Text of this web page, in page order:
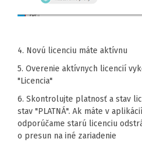
4. Novú licenciu máte aktívnu
5. Overenie aktívnych licencií
"Licencia"
6. Skontrolujte platnosť a stav
stav "PLATNÁ". Ak máte v
odporúčame starú licenciu
o presun na iné zariadenie